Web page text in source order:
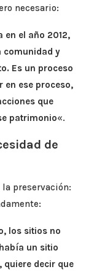
necesario:
en el año 2012,
comunidad y
Es un proceso
en ese proceso,
que
patrimonio«.
de
preservación:
los sitios no
un sitio
quiere decir que